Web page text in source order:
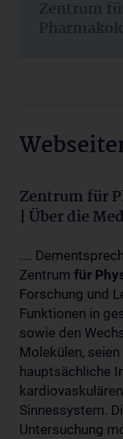
Zentrum
Zentrum für
| Über die
....
Zentrum für
Forschung und
Funktionen in
sowie den
Molekülen,
hauptsächliche
Sinnessystem.
Untersuchung